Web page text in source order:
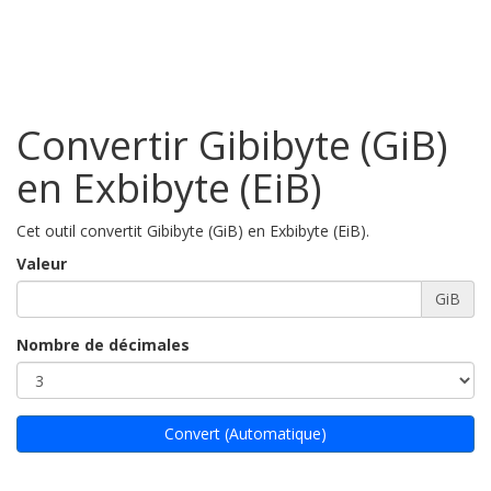
Convertir Gibibyte (GiB)
en Exbibyte (EiB)
Cet outil convertit Gibibyte (GiB) en Exbibyte (EiB).
Valeur
GiB
Nombre de décimales
Convert (Automatique)